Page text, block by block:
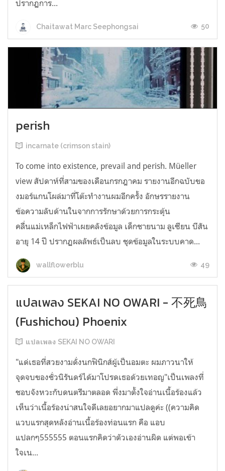
ปรากฏการ...
Chaitawat Marc Seephongsai 50
perish
incarnate (crimson stain)
To come into existence, prevail and perish. Müeller
view สัปดาห์ที่สามของเดือนกรกฎาคม รายงานอีกฉบับขอ
งมอร์แกนโผล่มาที่โต๊ะทำงานผมอีกครั้ง อักษรรายงาน
ข้อความลับด้านในจากการรักษาด้วยการกระตุ้น
คลื่นแม่เหล็กไฟฟ้าเผยคลังข้อมูล เด็กชายนาม ลูเซียน บีสัน
อายุ 14 ปี ปรากฏผลลัพธ์เป็นลบ ชุดข้อมูลในระบบคาด...
wallflowerblu 49
แปลเพลง SEKAI NO OWARI - 不死鳥
(Fushichou) Phoenix
แปลเพลง SEKAI NO OWARI
"แด่เธอที่สวยงามดั่งนกฟินิกส์ผู้เป็นอมตะ ผมภาวนาให้
จุดจบของชั่วนิรันดร์ได้มาโปรดเธอด้วยเทอญ"เป็นเพลงที่
ชอบจังหวะกับดนตรีมาตลอด พึ่งมาตั้งใจอ่านเนื้อร้องแล้ว
เห็นว่าเนื้อร้องน่าสนใจดีเลยอยากมาแปลดูค่ะ ((ความคิด
แวบแรกสุดหลังอ่านเนื้อร้องท่อนแรก คือ แอบ
แปลกๆ555555 ตอนแรกคิดว่าตัวเองอ่านผิด แต่พอเข้า
ใจเน...